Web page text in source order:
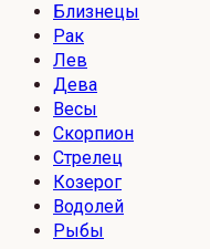
Близнецы
Рак
Лев
Дева
Весы
Скорпион
Стрелец
Козерог
Водолей
Рыбы